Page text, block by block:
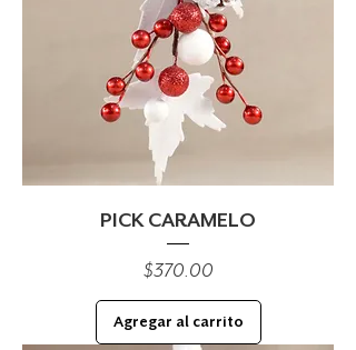
PICK CARAMELO
Precio
$370.00
Agregar al carrito